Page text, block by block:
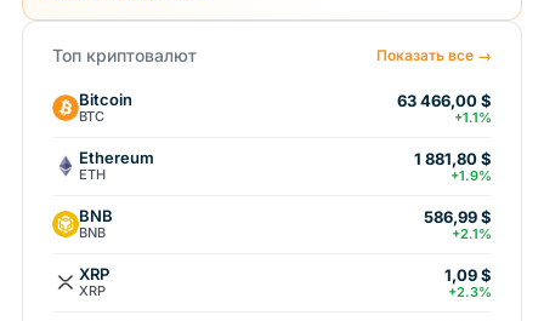
Топ криптовалют Показать все →
Bitcoin
BTC
63 466,00 $
+1.1%
Ethereum
ETH
1 881,80 $
+1.9%
BNB
BNB
586,99 $
+2.1%
XRP
XRP
1,09 $
+2.3%